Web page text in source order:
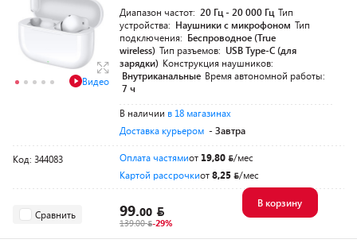
Видео
Диапазон частот: 20 Гц - 20 000 Гц Тип
устройства: Наушники с микрофоном Тип
подключения: Беспроводное (True
wireless) Тип разъемов: USB Type-C (для
зарядки) Конструкция наушников:
Внутриканальные Время автономной работы:
7 ч
В наличии в 18 магазинах
Доставка курьером - Завтра
Код: 344083 Оплата частямиот 19,80
/мес
Картой рассрочкиот8,25 /мес
Сравнить 99.00
139.00 -29%
В корзину